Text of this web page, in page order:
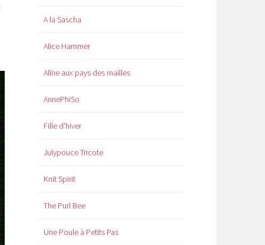
A la Sascha
Alice Hammer
Aline aux pays des mailles
AnnePhiSo
Fille d'hiver
Julypouce Tricote
Knit Spirit
The Purl Bee
Une Poule à Petits Pas